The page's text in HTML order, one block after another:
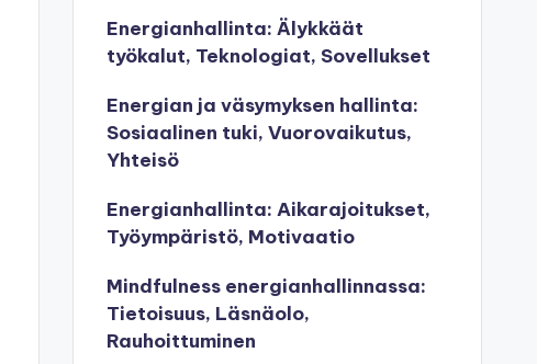
Energianhallinta: Älykkäät
työkalut, Teknologiat, Sovellukset
Energian ja väsymyksen hallinta:
Sosiaalinen tuki, Vuorovaikutus,
Yhteisö
Energianhallinta: Aikarajoitukset,
Työympäristö, Motivaatio
Mindfulness energianhallinnassa:
Tietoisuus, Läsnäolo,
Rauhoittuminen